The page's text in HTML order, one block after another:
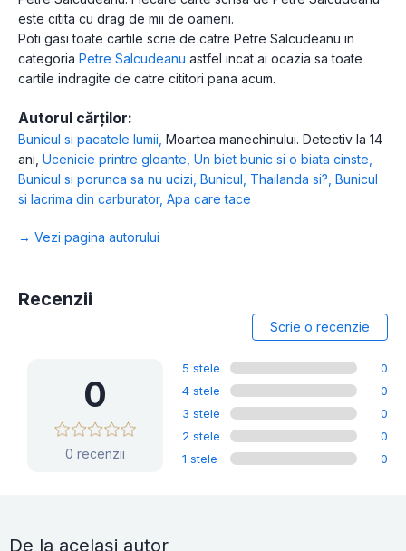
este citita cu drag de mii de oameni.
Poti gasi toate cartile scrie de catre Petre Salcudeanu in
categoria Petre Salcudeanu astfel incat ai ocazia sa toate
cartile indragite de catre cititori pana acum.
Autorul cărților:
Bunicul si pacatele lumii Moartea manechinului. Detectiv la 14
ani Ucenicie printre gloante Un biet bunic si o biata cinste
Bunicul si porunca sa nu ucizi Bunicul, Thailanda si? Bunicul
si lacrima din carburator, Apa care tace
→ Vezi pagina autorului
Recenzii
Scrie o recenzie
0
0 recenzii
5 stele
0
4 stele
0
3 stele
0
2 stele
0
1 stele
0
De la același autor